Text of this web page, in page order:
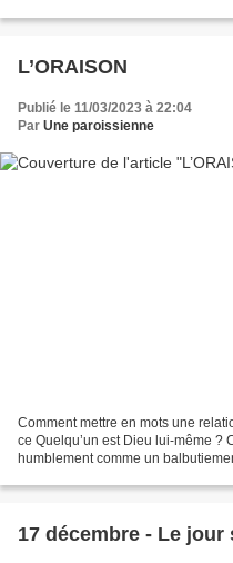
L’ORAISON
Publié le 11/03/2023 à 22:04
Par Une paroissienne
Comment mettre en mots une
ce Quelqu’un est Dieu lui-même ?
humblement comme un
17 décembre - Le jour